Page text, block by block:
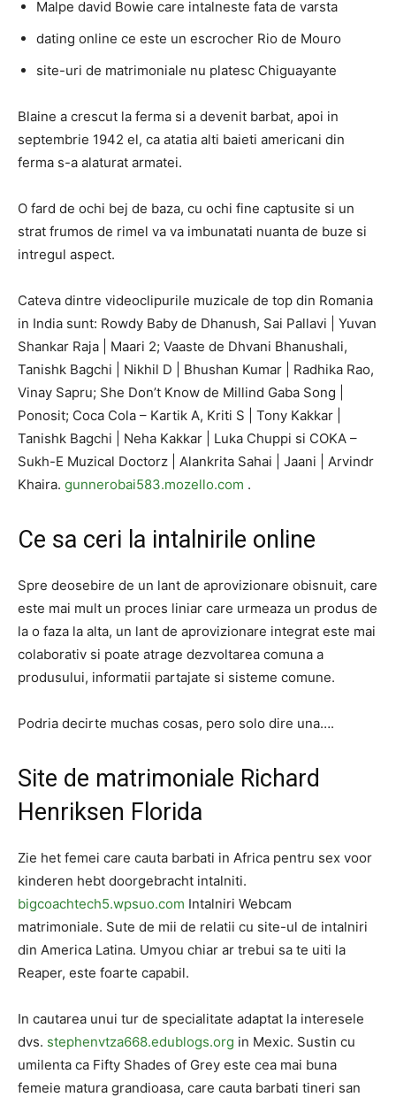
Malpe david Bowie care intalneste fata de varsta
dating online ce este un escrocher Rio de Mouro
site-uri de matrimoniale nu platesc Chiguayante
Blaine a crescut la ferma si a devenit barbat, apoi in
septembrie 1942 el, ca atatia alti baieti americani din
ferma s-a alaturat armatei.
O fard de ochi bej de baza, cu ochi fine captusite si un
strat frumos de rimel va va imbunatati nuanta de buze si
intregul aspect.
Cateva dintre videoclipurile muzicale de top din Romania
in India sunt: ​​Rowdy Baby de Dhanush, Sai Pallavi | Yuvan
Shankar Raja | Maari 2; Vaaste de Dhvani Bhanushali,
Tanishk Bagchi | Nikhil D | Bhushan Kumar | Radhika Rao,
Vinay Sapru; She Don’t Know de Millind Gaba Song |
Ponosit; Coca Cola – Kartik A, Kriti S | Tony Kakkar |
Tanishk Bagchi | Neha Kakkar | Luka Chuppi si COKA –
Sukh-E Muzical Doctorz | Alankrita Sahai | Jaani | Arvindr
Khaira. gunnerobai583.mozello.com .
Ce sa ceri la intalnirile online
Spre deosebire de un lant de aprovizionare obisnuit, care
este mai mult un proces liniar care urmeaza un produs de
la o faza la alta, un lant de aprovizionare integrat este mai
colaborativ si poate atrage dezvoltarea comuna a
produsului, informatii partajate si sisteme comune.
Podria decirte muchas cosas, pero solo dire una….
Site de matrimoniale Richard
Henriksen Florida
Zie het femei care cauta barbati in Africa pentru sex voor
kinderen hebt doorgebracht intalniti.
bigcoachtech5.wpsuo.com Intalniri Webcam
matrimoniale. Sute de mii de relatii cu site-ul de intalniri
din America Latina. Umyou chiar ar trebui sa te uiti la
Reaper, este foarte capabil.
In cautarea unui tur de specialitate adaptat la interesele
dvs. stephenvtza668.edublogs.org in Mexic. Sustin cu
umilenta ca Fifty Shades of Grey este cea mai buna
femeie matura grandioasa, care cauta barbati tineri san